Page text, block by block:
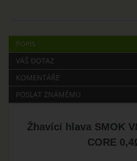
POPIS
VÁŠ DOTAZ
KOMENTÁŘE
POSLAT ZNÁMÉMU
Žhavící hlava SMOK
CORE 0,4